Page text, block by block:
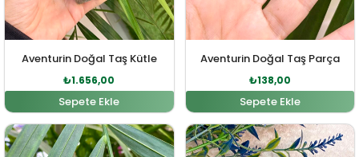
Aventurin Doğal Taş Kütle
₺1.656,00
Sepete Ekle
Aventurin Doğal Taş Parça
₺138,00
Sepete Ekle
Orijinal fiyat: ₺253,00.
Şu andaki fiyat: ₺230,00. Orijinal fiyat:Şu andaki